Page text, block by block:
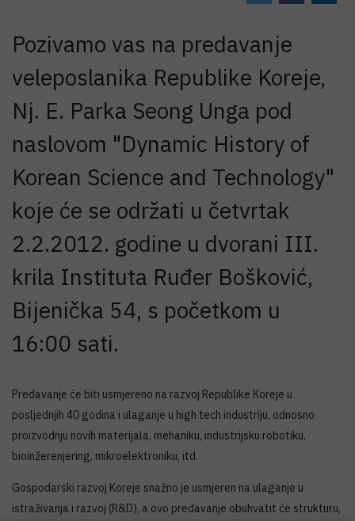
Pozivamo vas na predavanje
veleposlanika Republike Koreje,
Nj. E. Parka Seong Unga pod
naslovom "Dynamic History of
Korean Science and Technology"
koje će se održati u četvrtak
2.2.2012. godine u dvorani III.
krila Instituta Ruđer Bošković,
Bijenička 54, s početkom u
16:00 sati.
Predavanje će biti usmjereno na razvoj Republike Koreje u
posljednjih 40 godina i ulaganje u high tech industriju, odnosno
proizvodnju novih materijala, mehaniku, industrijsku robotiku,
bioinžerenjering, mikroelektroniku, itd.
Gospodarski razvoj Koreje snažno je usmjeren na ulaganje u
istraživanja i razvoj (R&D), a ovo predavanje obuhvatit će strukturu,